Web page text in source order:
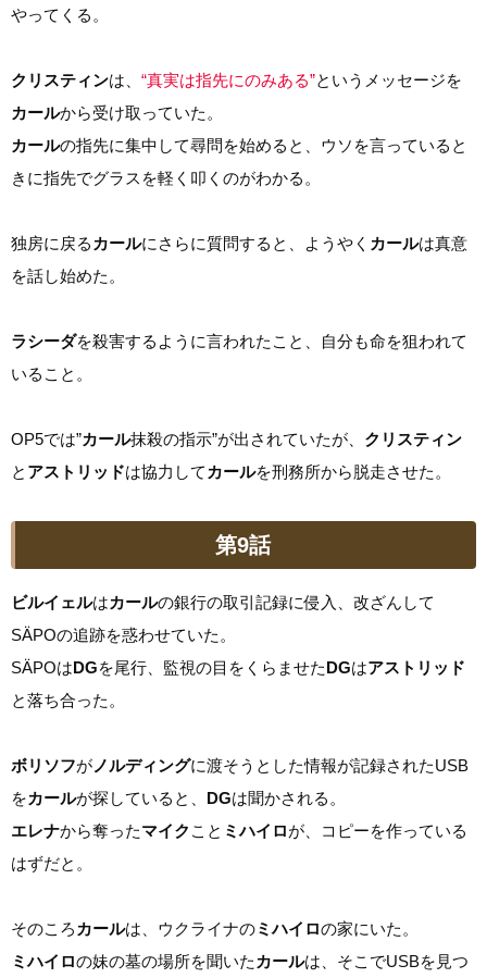
やってくる。
クリスティンは、 “真実は指先にのみある”というメッセージを
カールから受け取っていた。
カールの指先に集中して尋問を始めると、ウソを言っていると
きに指先でグラスを軽く叩くのがわかる。
独房に戻る カールにさらに質問すると、ようやく カールは真意
を話し始めた。
ラシーダを殺害するように言われたこと、自分も命を狙われて
いること。
OP5では”カール抹殺の指示”が出されていたが、 クリスティン
と アストリッドは協力して カールを刑務所から脱走させた。
第9話
ビルイェルはカールの銀行の取引記録に侵入、改ざんして
SÄPOの追跡を惑わせていた。
SÄPOはDGを尾行、監視の目をくらませたDGはアストリッド
と落ち合った。
ボリソフが ノルディングに渡そうとした情報が記録されたUSB
をカールが探していると、 DGは聞かされる。
エレナから奪ったマイク こと ミハイロが、コピーを作っている
はずだと。
そのころ カールは、ウクライナのミハイロの家にいた。
ミハイロの妹の墓の場所を聞いた カールは、そこでUSBを見つ